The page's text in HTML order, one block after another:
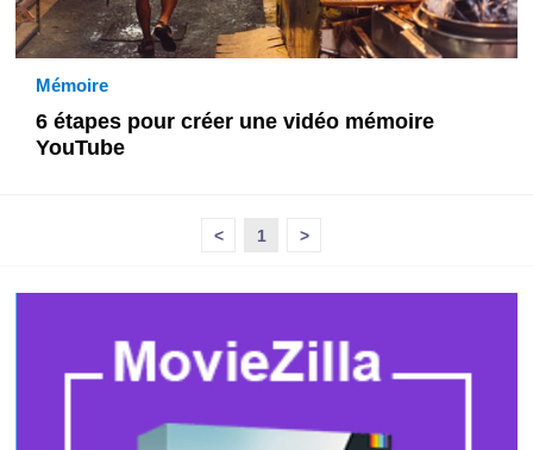
Mémoire
6 étapes pour créer une vidéo mémoire
YouTube
< 1 >